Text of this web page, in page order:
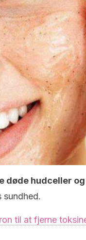
døde hudceller
sundhed.
til at fjerne